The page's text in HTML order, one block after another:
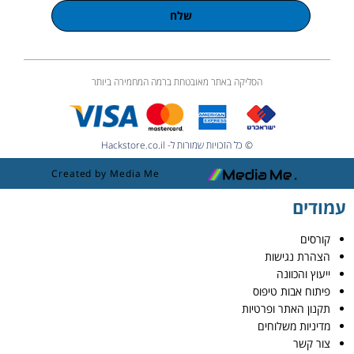
שלח
הסליקה באתר מאובטחת ברמה המחמירה ביותר
© כל הזכויות שמורות ל- Hackstore.co.il
Created by Media Me
עמודים
קורסים
הצהרת נגישות
ייעוץ והכוונה
פיתוח אבות טיפוס
תקנון האתר ופרטיות
מדיניות משלוחים
צור קשר